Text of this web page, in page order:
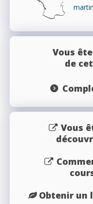
Vous
de
Vous
Obtenir un